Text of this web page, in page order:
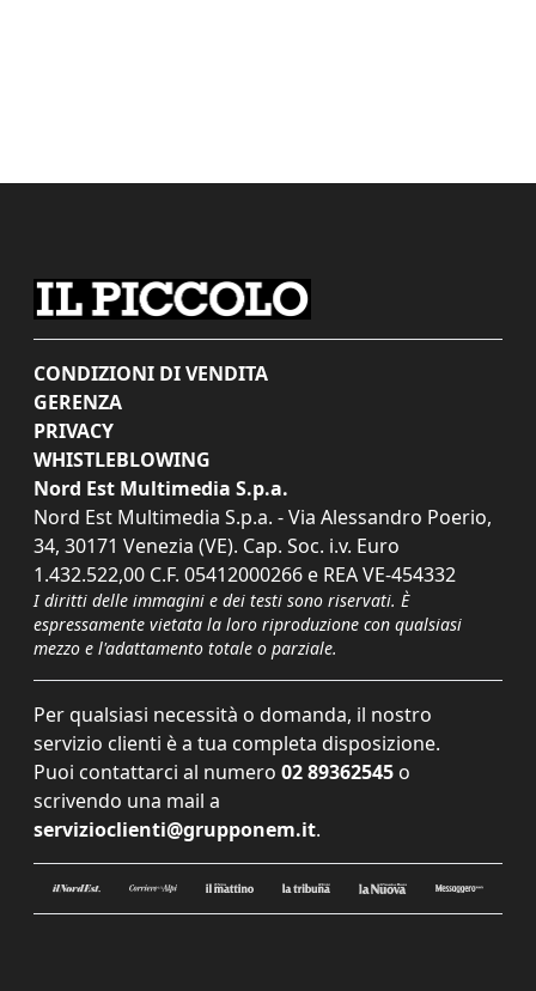
CONDIZIONI DI VENDITA
GERENZA
PRIVACY
WHISTLEBLOWING
Nord Est Multimedia S.p.a.
Nord Est Multimedia S.p.a. - Via Alessandro Poerio,
34, 30171 Venezia (VE). Cap. Soc. i.v. Euro
1.432.522,00 C.F. 05412000266 e REA VE-454332
I diritti delle immagini e dei testi sono riservati. È
espressamente vietata la loro riproduzione con qualsiasi
mezzo e l'adattamento totale o parziale.
Per qualsiasi necessità o domanda, il nostro
servizio clienti è a tua completa disposizione.
Puoi contattarci al numero 02 89362545 o
scrivendo una mail a
servizioclienti@grupponem.it.